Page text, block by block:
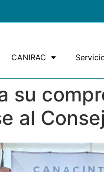
CANIRAC
su
al